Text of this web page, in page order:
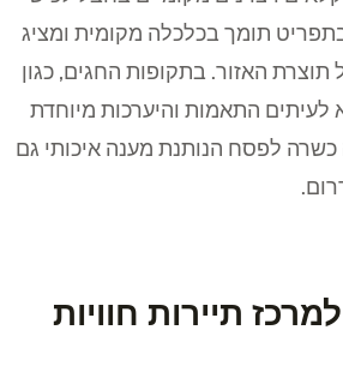
תומך בכלכלה מקומית ומציג
האזור. בתקופות החגים, כגון
לעיתים התאמות והיערכות מיוחדת
לפסח הנותנת מענה איכותי גם
תיירות חוויות